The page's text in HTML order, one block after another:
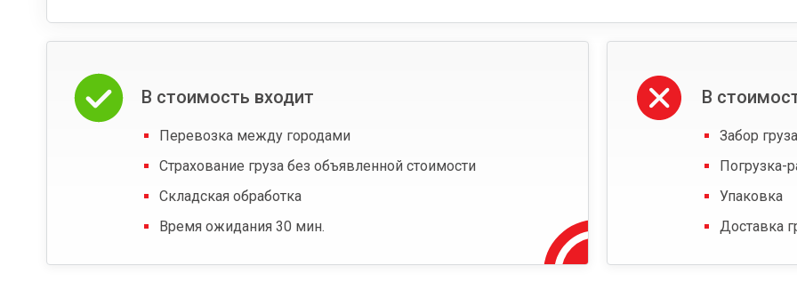
В стоимость входит
Перевозка между городами
Страхование груза без объявленной стоимости
Складская обработка
Время ожидания 30 мин.
В
Забор
Погрузка-
Упаковка
Доставка